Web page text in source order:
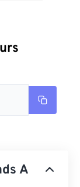
A